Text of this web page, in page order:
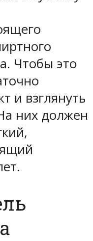
Чтобы это
и взглянуть
них должен